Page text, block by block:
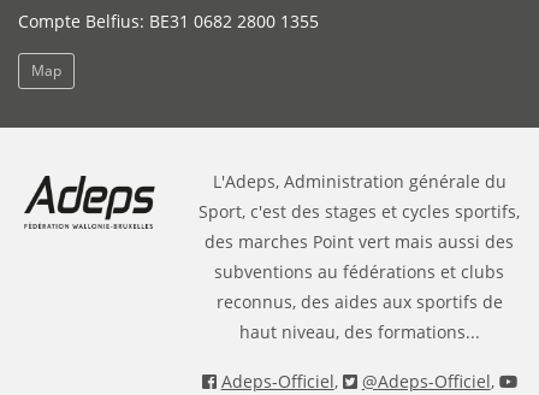
Compte Belfius: BE31 0682 2800 1355
Map
L'Adeps, Administration générale du
Sport, c'est des stages et cycles sportifs,
des marches Point vert mais aussi des
subventions au fédérations et clubs
reconnus, des aides aux sportifs de
haut niveau, des formations...
Adeps-Officiel, @Adeps-Officiel,